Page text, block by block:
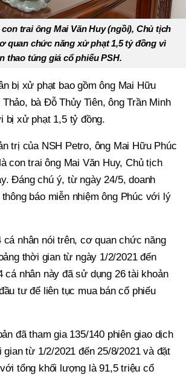
trai ông Mai Văn Huy (ngồi), Chủ tịch
quan chức năng xử phạt 1,5 tỷ đồng vì
thao túng giá cổ phiếu PSH.
bị xử phạt bao gồm ông Mai Hữu
bà Đỗ Thủy Tiên, ông Trần Minh
bị xử phạt 1,5 tỷ đồng.
trị của NSH Petro, ông Mai Hữu Phúc
con trai ông Mai Văn Huy, Chủ tịch
Đáng chú ý, từ ngày 24/5, doanh
báo miễn nhiệm ông Phúc với lý
cá nhân nói trên, cơ quan chức năng
thời gian từ ngày 1/2/2021 đến
cá nhân này đã sử dụng 26 tài khoản
tư để liên tục mua bán cổ phiếu
đã tham gia 135/140 phiên giao dịch
gian từ 1/2/2021 đến 25/8/2021 và đặt
tổng khối lượng là 91,5 triệu cổ